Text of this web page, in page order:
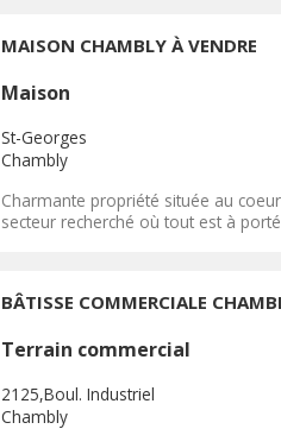
MAISON CHAMBLY À VENDRE
Maison
St-Georges
Chambly
Charmante propriété située au
secteur recherché où tout est à
BÂTISSE COMMERCIALE
Terrain commercial
2125,Boul. Industriel
Chambly